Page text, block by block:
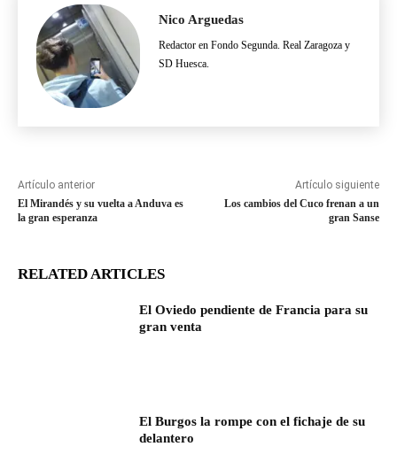
Nico Arguedas
Redactor en Fondo Segunda. Real Zaragoza y
SD Huesca.
Artículo anterior
El Mirandés y su vuelta a Anduva es
la gran esperanza
Artículo siguiente
Los cambios del Cuco frenan a un
gran Sanse
RELATED ARTICLES
El Oviedo pendiente de Francia para su
gran venta
El Burgos la rompe con el fichaje de su
delantero